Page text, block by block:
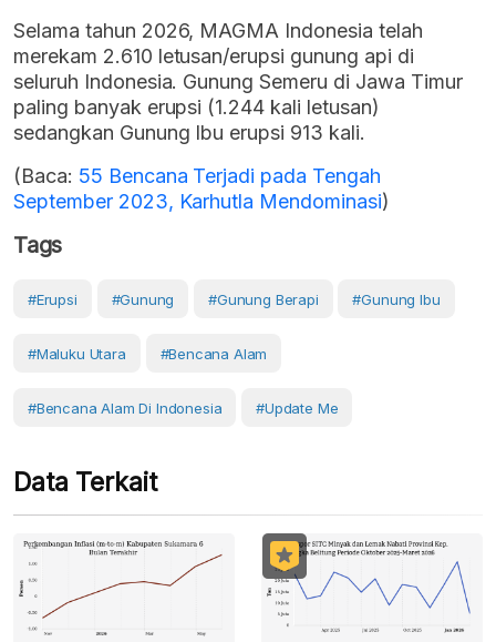
Selama tahun 2026, MAGMA Indonesia telah
merekam 2.610 letusan/erupsi gunung api di
seluruh Indonesia. Gunung Semeru di Jawa Timur
paling banyak erupsi (1.244 kali letusan)
sedangkan Gunung Ibu erupsi 913 kali.
(Baca: 55 Bencana Terjadi pada Tengah
September 2023, Karhutla Mendominasi)
Tags
#erupsi #Gunung #gunung Berapi #Gunung Ibu
#Maluku Utara #Bencana Alam
#Bencana Alam Di Indonesia #Update Me
Data Terkait